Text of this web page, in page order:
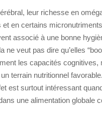
leur richesse en
et en certains
associé à une bonne
ne veut pas dire qu’elles
les capacités cognitives,
terrain nutritionnel
est surtout intéressant
une alimentation globale